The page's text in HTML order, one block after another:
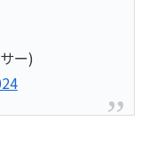
ー)